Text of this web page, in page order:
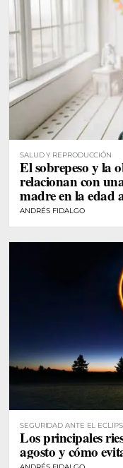
SALUD Y REPRODUCCIÓN
El sobrepeso y la
relacionan con
madre en la edad
ANDRÉS FIDALGO
SEGURIDAD ANTE EL
Los principales
agosto y cómo